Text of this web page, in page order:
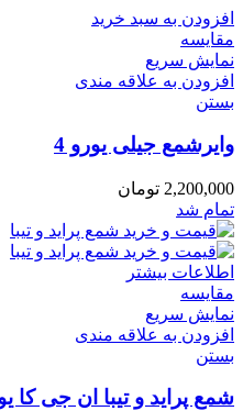
افزودن به سبد خرید
مقایسه
نمایش سریع
افزودن به علاقه مندی
بستن
وایرشمع جیلی یورو 4
2,200,000 تومان
تمام شد
اطلاعات بیشتر
مقایسه
نمایش سریع
افزودن به علاقه مندی
بستن
شمع پراید و تیبا ان جی کا